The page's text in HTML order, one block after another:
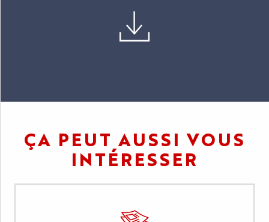
ÇA PEUT AUSSI VOUS
INTÉRESSER